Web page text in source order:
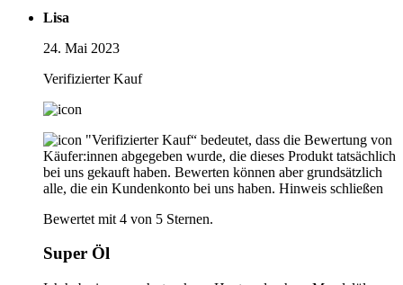
Lisa
24. Mai 2023
Verifizierter Kauf
"Verifizierter Kauf“ bedeutet, dass die Bewertung von
Käufer:innen abgegeben wurde, die dieses Produkt tatsächlich
bei uns gekauft haben. Bewerten können aber grundsätzlich
alle, die ein Kundenkonto bei uns haben. Hinweis schließen
Bewertet mit 4 von 5 Sternen.
Super Öl